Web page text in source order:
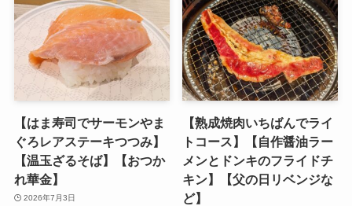
【はま寿司でサーモンやま
ぐろレアステーキつつみ】
【温玉ざるそば】【おつか
れ華金】
2026年7月3日
【熟成焼肉いちばんでライ
トコース】【自作醤油ラー
メンとドンキのフライドチ
キン】【父の日リベンジな
ど】